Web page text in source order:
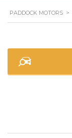
PADDOCK MOTORS >